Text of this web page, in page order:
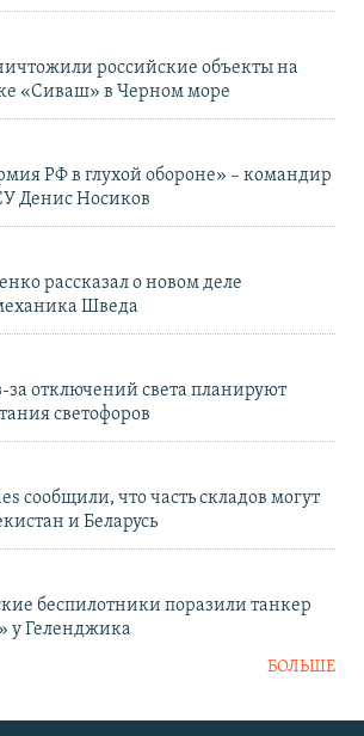
российские объекты на
«Сиваш» в Черном море
РФ в глухой обороне» – командир
Денис Носиков
рассказал о новом деле
Шведа
за отключений света планируют
светофоров
сообщили, что часть складов могут
и Беларусь
беспилотники поразили танкер
у Геленджика
БОЛЬШЕ